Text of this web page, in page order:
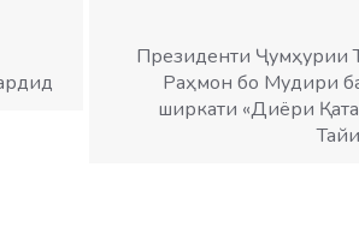
Президенти Ҷумҳурии
Раҳмон бо Мудири
ширкати «Диёри